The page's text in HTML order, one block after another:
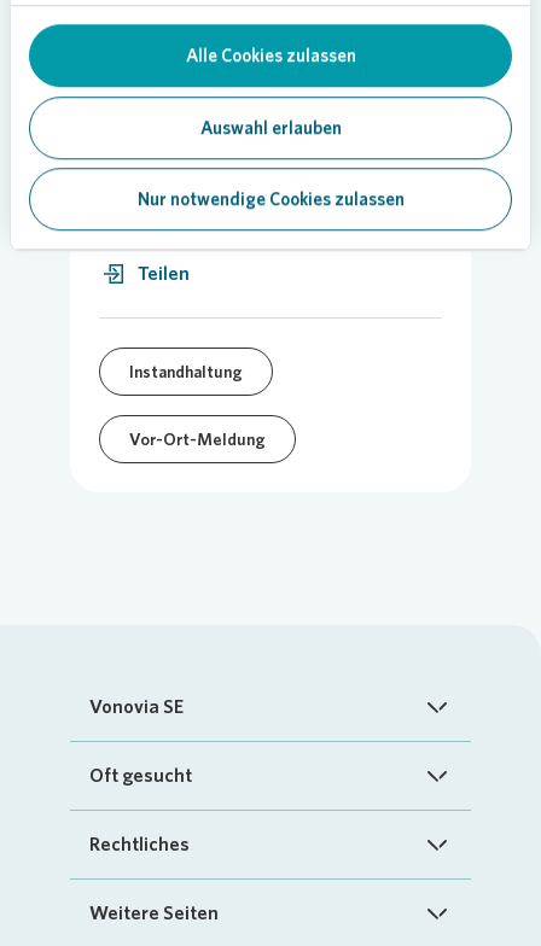
Alle Cookies zulassen
Auswahl erlauben
Nur notwendige Cookies zulassen
Teilen
Instandhaltung
Vor-Ort-Meldung
Vonovia SE
Startseite
Investoren
Oft gesucht
FAQ
Rechtliches
Impressum
Weitere Seiten